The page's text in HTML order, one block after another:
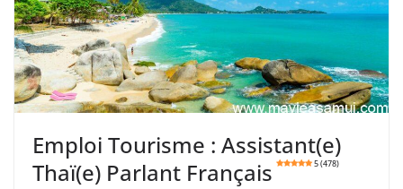
Emploi Tourisme : Assistant(e)
Thaï(e) Parlant Français
5 (478)